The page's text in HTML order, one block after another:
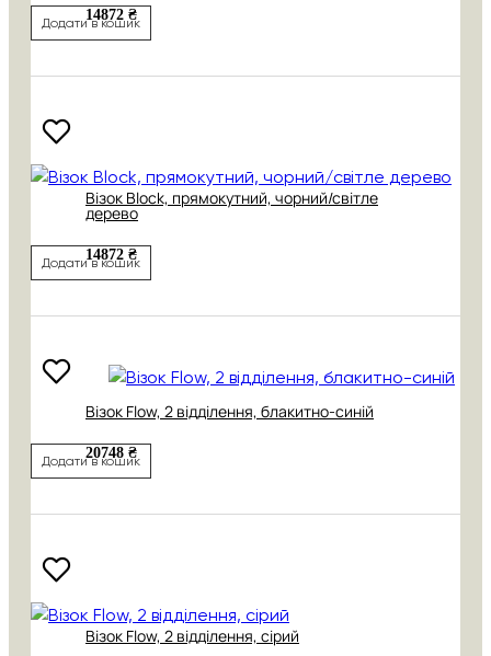
14872 ₴
Додати в кошик
Візок Block, прямокутний, чорний/світле
дерево
14872 ₴
Додати в кошик
Візок Flow, 2 відділення, блакитно-синій
20748 ₴
Додати в кошик
Візок Flow, 2 відділення, сірий